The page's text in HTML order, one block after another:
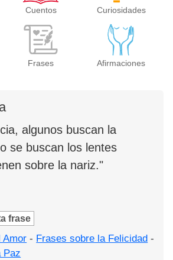
Cuentos Curiosidades
Frases Afirmaciones
algunos buscan la
se buscan los lentes
sobre la nariz."
frase
Amor - Frases sobre la Felicidad -
Paz